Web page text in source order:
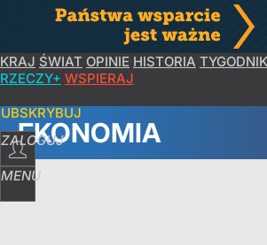
KRAJ ŚWIAT OPINIE HISTORIA TYGODNIK
RZECZY+ WSPIERAJ
ZALOGUJ
MENU
EKONOMIA